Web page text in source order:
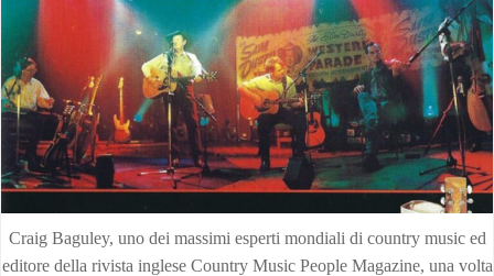
Craig Baguley, uno dei massimi esperti mondiali di country music ed
editore della rivista inglese Country Music People Magazine, una volta